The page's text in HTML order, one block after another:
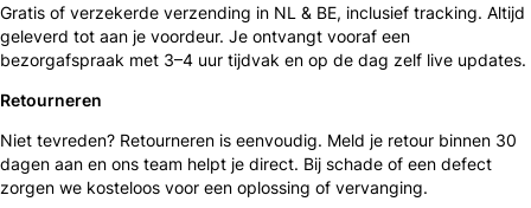
Gratis of verzekerde verzending in NL & BE, inclusief tracking. Altijd
geleverd tot aan je voordeur. Je ontvangt vooraf een
bezorgafspraak met 3–4 uur tijdvak en op de dag zelf live updates.
Retourneren
Niet tevreden? Retourneren is eenvoudig. Meld je retour binnen 30
dagen aan en ons team helpt je direct. Bij schade of een defect
zorgen we kosteloos voor een oplossing of vervanging.